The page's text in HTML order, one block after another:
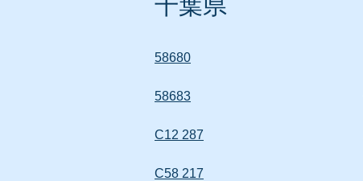
58680
58683
C12 287
C58 217